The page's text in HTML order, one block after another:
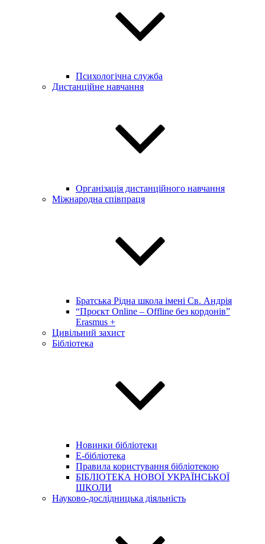
Психологічна служба
Дистанційне навчання
Організація дистанційного навчання
Міжнародна співпраця
Братська Рідна школа імені Св. Андрія
“Проєкт Online – Offline без кордонів”
Erasmus +
Цивільний захист
Бібліотека
Новинки бібліотеки
E-бібліотека
Правила користування бібліотекою
БІБЛІОТЕКА НОВОЇ УКРАЇНСЬКОЇ
ШКОЛИ
Науково-дослідницька діяльність